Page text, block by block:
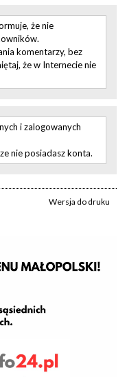
że nie
komentarzy, bez
że w Internecie nie
i zalogowanych
nie posiadasz konta.
Wersja do druku